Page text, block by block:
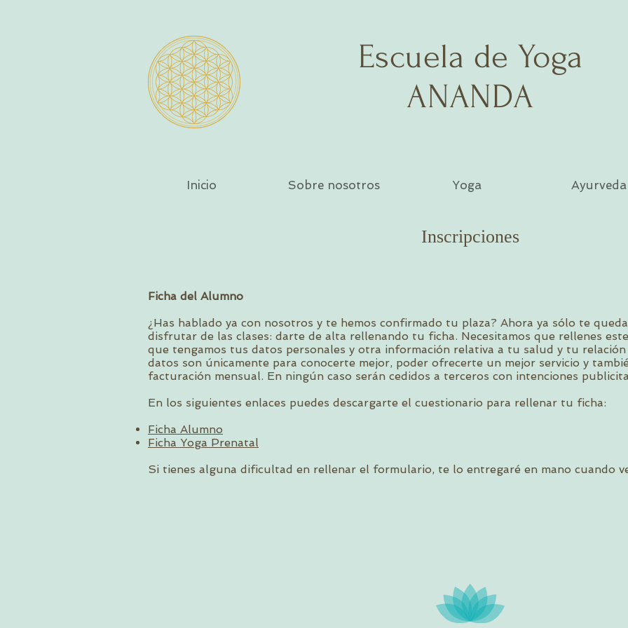
Escuela de Yoga
ANANDA
Inicio Sobre nosotros Yoga Ayurveda
Inscripciones
Ficha del Alumno
¿Has hablado ya con nosotros y te hemos confirmado tu plaza? Ahora ya sólo te
disfrutar de las clases: darte de alta rellenando tu ficha. Necesitamos que rellenes
que tengamos tus datos personales y otra información relativa a tu salud y tu
datos son únicamente para conocerte mejor, poder ofrecerte un mejor servicio y
facturación mensual. En ningún caso serán cedidos a terceros con intenciones
En los siguientes enlaces puedes descargarte el cuestionario para rellenar tu ficha:
Ficha Alumno
Ficha Yoga Prenatal
Si tienes alguna dificultad en rellenar el formulario, te lo entregaré en mano cuando